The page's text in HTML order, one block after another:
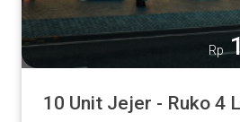
Rp
10 Unit Jejer - Ruko 4